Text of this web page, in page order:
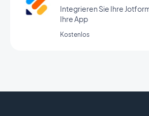
Integrieren Sie Ihre
Ihre App
Kostenlos